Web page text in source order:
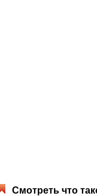
Смотреть что